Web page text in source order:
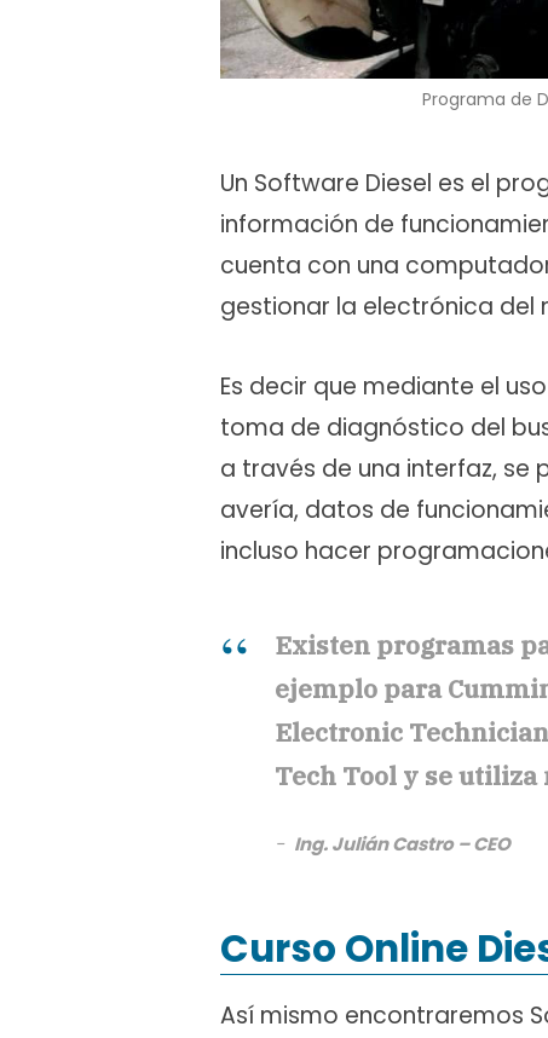
Programa de
Un Software Diesel es el
información de
cuenta con una
gestionar la electrónica del
Es decir que mediante el
toma de diagnóstico del
a través de una interfaz,
avería, datos de
incluso hacer
Existen programas
ejemplo para
Electronic
Tech Tool y se
Ing. Julián Castro – CEO
Curso Online
Así mismo encontraremos